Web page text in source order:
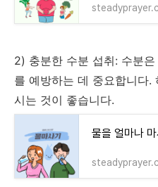
2) 충분한 수분 섭취: 수분
를 예방하는 데 중요합니다
시는 것이 좋습니다.
물을 얼마나